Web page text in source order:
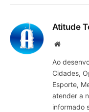
Atitude
Site
Ao
Cidades,
Esporte,
atender a
informado